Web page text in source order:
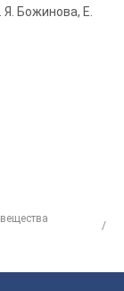
Я. Божинова, Е.